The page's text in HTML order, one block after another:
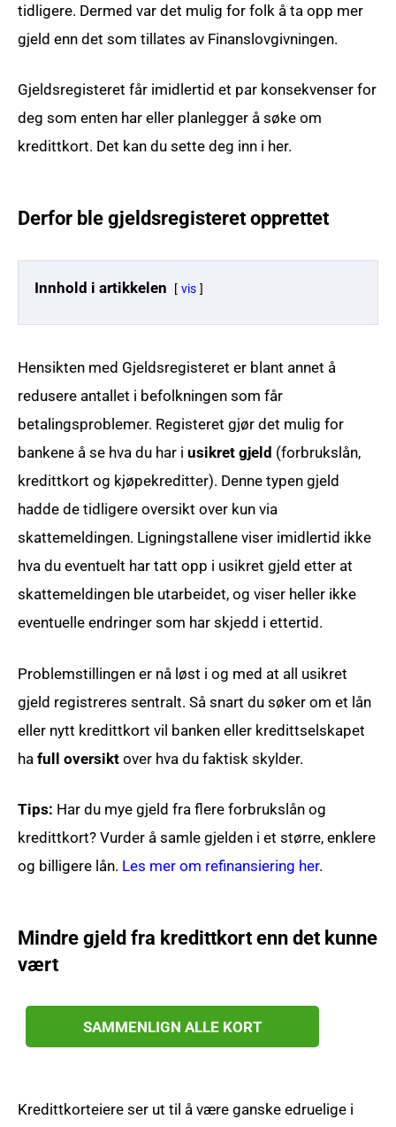
tidligere. Dermed var det mulig for folk å ta opp mer
gjeld enn det som tillates av Finanslovgivningen.
Gjeldsregisteret får imidlertid et par konsekvenser for
deg som enten har eller planlegger å søke om
kredittkort. Det kan du sette deg inn i her.
Derfor ble gjeldsregisteret opprettet
Innhold i artikkelen vis
Hensikten med Gjeldsregisteret er blant annet å
redusere antallet i befolkningen som får
betalingsproblemer. Registeret gjør det mulig for
bankene å se hva du har iusikret gjeld (forbrukslån,
kredittkort og kjøpekreditter). Denne typen gjeld
hadde de tidligere oversikt over kun via
skattemeldingen. Ligningstallene viser imidlertid ikke
hva du eventuelt har tatt opp i usikret gjeld etter at
skattemeldingen ble utarbeidet, og viser heller ikke
eventuelle endringer som har skjedd i ettertid.
Problemstillingen er nå løst i og med at all usikret
gjeld registreres sentralt. Så snart du søker om et lån
eller nytt kredittkort vil banken eller kredittselskapet
hafull oversikt over hva du faktisk skylder.
Tips: Har du mye gjeld fra flere forbrukslån og
kredittkort? Vurder å samle gjelden i et større, enklere
og billigere lån. Les mer om refinansiering her.
Mindre gjeld fra kredittkort enn det kunne
vært
SAMMENLIGN ALLE KORT
Kredittkorteiere ser ut til å være ganske edruelige i